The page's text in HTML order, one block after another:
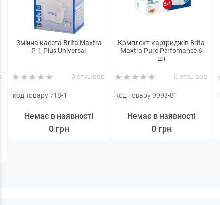
Змінна касета Brita Maxtra
Р-1 Plus Universal
0 отзывов
код товару 718-1
0 грн
Немає в наявності
Комплект картриджів Brita
Maxtra Pure Perfomance 6
шт
0 отзывов
код товару 9998-81
0 грн
Немає в наявності